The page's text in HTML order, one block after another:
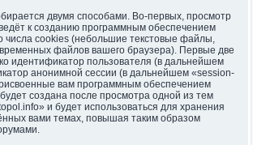
двумя способами. Во-первых, просмотр
к созданию программным обеспечением
числа cookies (небольшие текстовые файлы,
файлов вашего браузера). Первые две
идентификатор пользователя (в дальнейшем
анонимной сессии (в дальнейшем «session-
вам программным обеспечением
создана после просмотра одной из тем
и будет использоваться для хранения
вами темах, повышая таким образом